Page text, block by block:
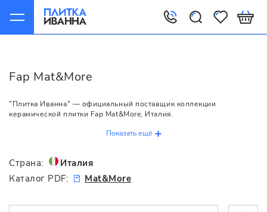
Fap Mat&More
"Плитка Иванна" — официальный поставщик коллекции
керамической плитки Fap Mat&More, Италия.
Показать ещё
Страна:
Италия
Каталог PDF:
Mat&More